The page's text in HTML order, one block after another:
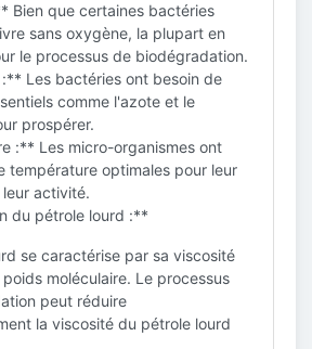
Bien que certaines bactéries
sans oxygène, la plupart en
le processus de biodégradation.
Les bactéries ont besoin de
comme l'azote et le
prospérer.
:** Les micro-organismes ont
température optimales pour leur
activité.
du pétrole lourd :**
se caractérise par sa viscosité
moléculaire. Le processus
peut réduire
la viscosité du pétrole lourd